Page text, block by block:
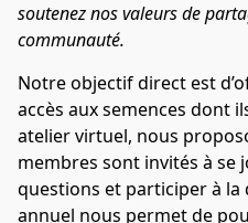
soutenez nos valeurs de
communauté.
Notre objectif direct est
accès aux semences dont
atelier virtuel, nous
membres sont invités à se
questions et participer à la
annuel nous permet de